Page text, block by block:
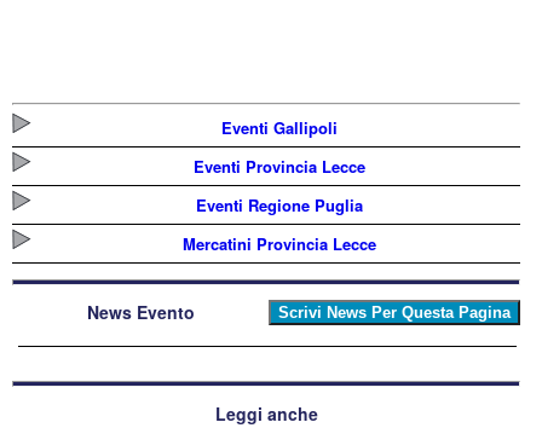
Eventi Gallipoli
Eventi Provincia Lecce
Eventi Regione Puglia
Mercatini Provincia Lecce
News Evento
Leggi anche